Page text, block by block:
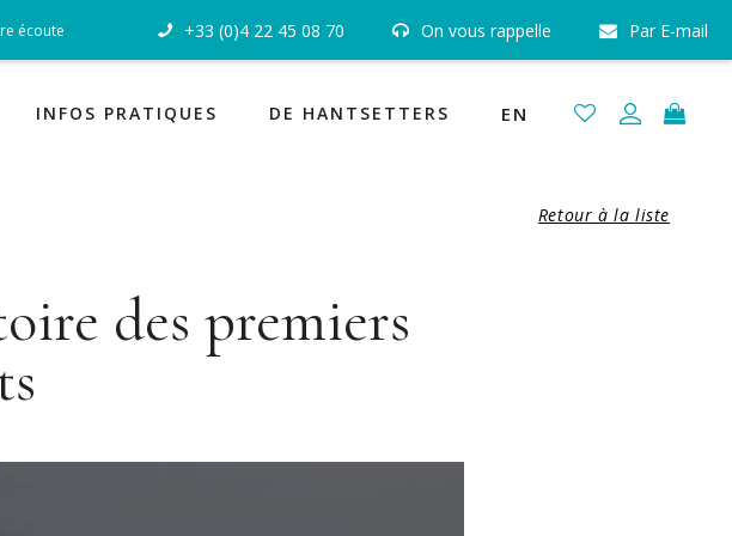
INFOS PRATIQUES DE HANTSETTERS EN
Retour à la liste
des premiers
écoute Diamants certifiés GIA, HRD et IGI Joaillerie Fabrication Française
+33 (0)4 22 45 08 70 On vous rappelle Par E-mail